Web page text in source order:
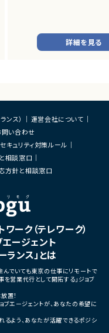
バーの開発
・ソフトウェア評価および不
■募集背景
・開発体制強化に伴う増員募
■担当工程
■その他補足
いへの出社が発生する可能
・長期参画が見込まれる案件
詳細を見る
ンス）
運営会社について
問い合わせ
キュリティ対策ルール
相談窓口
方針と相談窓口
ーク（テレワーク）
ージェント
ランス」とは
んでいても東京の仕事にリモートで
営業代行として開拓する」ジョブ
置！
ブエージェントが、あなたの希望に
るよう、あなたが活躍できるポジシ